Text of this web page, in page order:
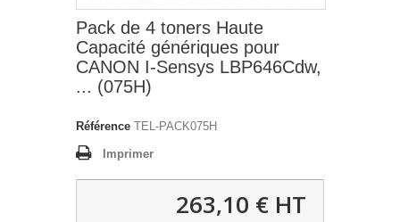
Pack de 4 toners Haute
Capacité génériques pour
CANON I-Sensys LBP646Cdw,
... (075H)
Référence TEL-PACK075H
Imprimer
263,10 € HT